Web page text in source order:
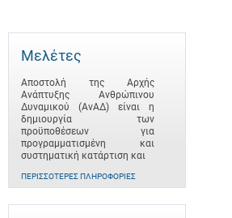
Μελέτες
Αποστολή της Αρχής
Ανάπτυξης Ανθρώπινου
Δυναμικού (ΑνΑΔ) είναι η
δημιουργία των
προϋποθέσεων για
προγραμματισμένη και
συστηματική κατάρτιση και
ΠΕΡΙΣΣΌΤΕΡΕΣ ΠΛΗΡΟΦΟΡΊΕΣ